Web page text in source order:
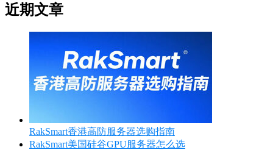
近期文章
RakSmart香港高防服务器选购指南
RakSmart美国硅谷GPU服务器怎么选